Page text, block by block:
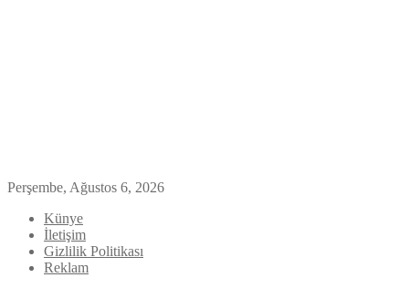
Perşembe, Ağustos 6, 2026
Künye
İletişim
Gizlilik Politikası
Reklam